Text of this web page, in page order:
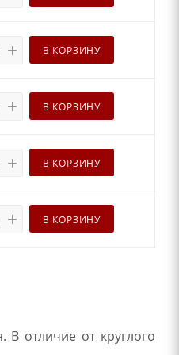
В КОРЗИНУ
В КОРЗИНУ
В КОРЗИНУ
В КОРЗИНУ
В отличие от круглого